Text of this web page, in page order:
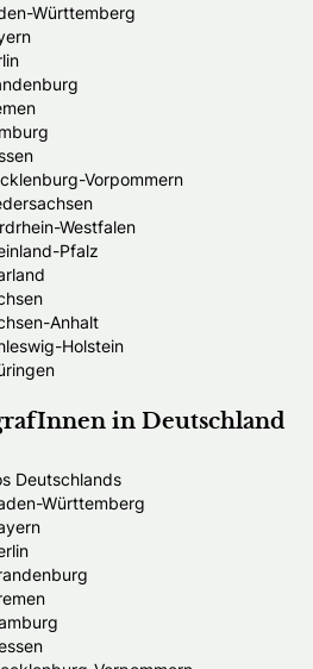
Württemberg
Vorpommern
Westfalen
Pfalz
Anhalt
Holstein
in Deutschland
Deutschlands
Württemberg